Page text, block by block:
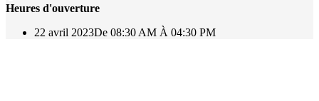
Heures d'ouverture
22 avril 2023De 08:30 AM À 04:30 PM